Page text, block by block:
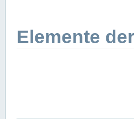
Elemente